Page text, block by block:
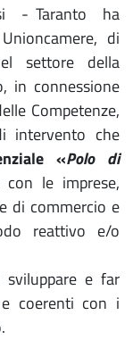
- Taranto ha
di
settore della
in connessione
Competenze,
intervento che
«Polo di
le imprese,
di commercio e
reattivo e/o
e far
coerenti con i